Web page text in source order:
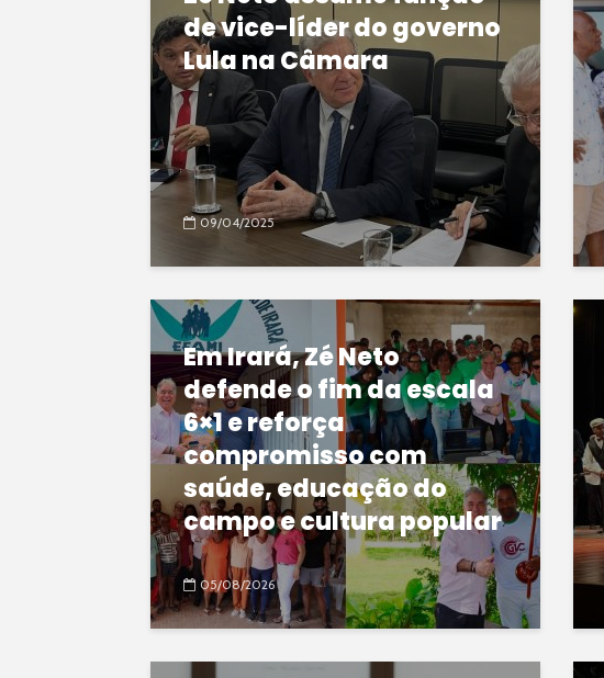
de vice-líder do governo
Lula na Câmara
09/04/2025
Em Irará, Zé Neto
defende o fim da escala
6×1 e reforça
compromisso com
saúde, educação do
campo e cultura popular
05/08/2026